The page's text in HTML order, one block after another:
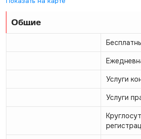
Общие
Услуги
Услуги